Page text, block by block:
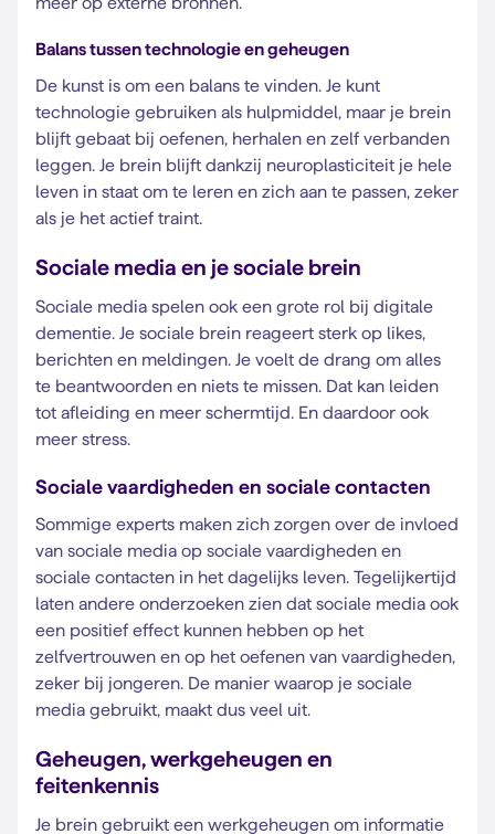
Balans tussen technologie en geheugen
De kunst is om een balans te vinden. Je kunt
technologie gebruiken als hulpmiddel, maar je brein
blijft gebaat bij oefenen, herhalen en zelf verbanden
leggen. Je brein blijft dankzij neuroplasticiteit je hele
leven in staat om te leren en zich aan te passen, zeker
als je het actief traint.
Sociale media en je sociale brein
Sociale media spelen ook een grote rol bij digitale
dementie. Je sociale brein reageert sterk op likes,
berichten en meldingen. Je voelt de drang om alles
te beantwoorden en niets te missen. Dat kan leiden
tot afleiding en meer schermtijd. En daardoor ook
meer stress.
Sociale vaardigheden en sociale contacten
Sommige experts maken zich zorgen over de invloed
van sociale media op sociale vaardigheden en
sociale contacten in het dagelijks leven. Tegelijkertijd
laten andere onderzoeken zien dat sociale media ook
een positief effect kunnen hebben op het
zelfvertrouwen en op het oefenen van vaardigheden,
zeker bij jongeren. De manier waarop je sociale
media gebruikt, maakt dus veel uit.
Geheugen, werkgeheugen en
feitenkennis
Je brein gebruikt een werkgeheugen om informatie